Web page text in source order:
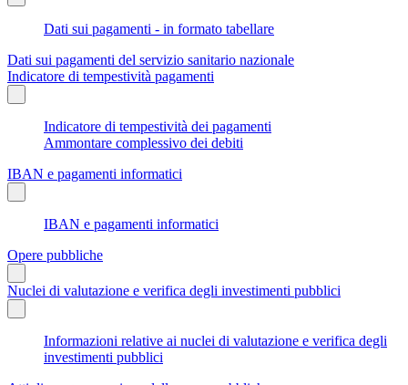
Dati sui pagamenti - in formato tabellare
Dati sui pagamenti del servizio sanitario nazionale
Indicatore di tempestività pagamenti
Indicatore di tempestività dei pagamenti
Ammontare complessivo dei debiti
IBAN e pagamenti informatici
IBAN e pagamenti informatici
Opere pubbliche
Nuclei di valutazione e verifica degli investimenti pubblici
Informazioni relative ai nuclei di valutazione e verifica degli
investimenti pubblici